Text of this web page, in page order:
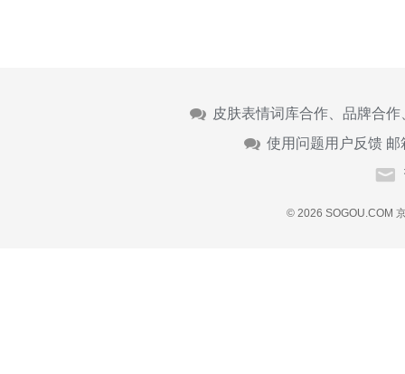
皮肤表情词库合作、品牌合
使用问题用户反馈 邮
© 2026 SOGOU.COM